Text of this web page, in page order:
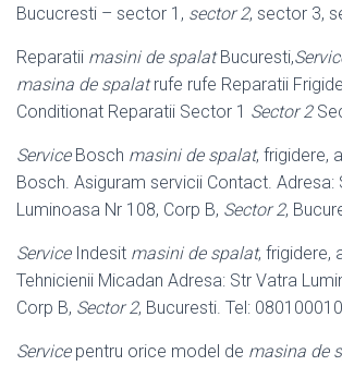
Bucucresti – sector 1, sector 2, sector 3,
Reparatii masini de spalatBucuresti,
masina de spalatrufe rufe Reparatii
Conditionat Reparatii Sector 1 Sector 2
ServiceBosch masini de spalat, frigidere,
Bosch. Asiguram servicii Contact. Adresa:
Luminoasa Nr 108, Corp B, Sector 2,
ServiceIndesit masini de spalat, frigidere,
Tehnicienii Micadan Adresa: Str Vatra
Corp B, Sector 2, Bucuresti. Tel:
Servicepentru orice model de masina de